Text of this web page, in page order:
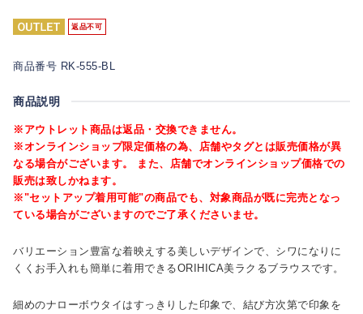
返品不可
商品番号 RK-555-BL
商品説明
※アウトレット商品は返品・交換できません。
※オンラインショップ限定価格の為、店舗やタグとは販売価格が異
なる場合がございます。 また、店舗でオンラインショップ価格での
販売は致しかねます。
※"セットアップ着用可能"の商品でも、対象商品が既に完売となっ
ている場合がございますのでご了承くださいませ。
バリエーション豊富な着映えする美しいデザインで、シワになりに
くくお手入れも簡単に着用できるORIHICA美ラクるブラウスです。
細めのナローボウタイはすっきりした印象で、結び方次第で印象を